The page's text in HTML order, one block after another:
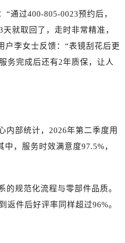
“通过400-805-0023预约后，
就取回了，走时非常精准，
户李女士反馈：“表镜刮花后更
务完成后还有2年质保，让人
内部统计，2026年第二季度用
，服务时效满意度97.5%，
的规范化流程与零部件品质。
返件后好评率同样超过96%。